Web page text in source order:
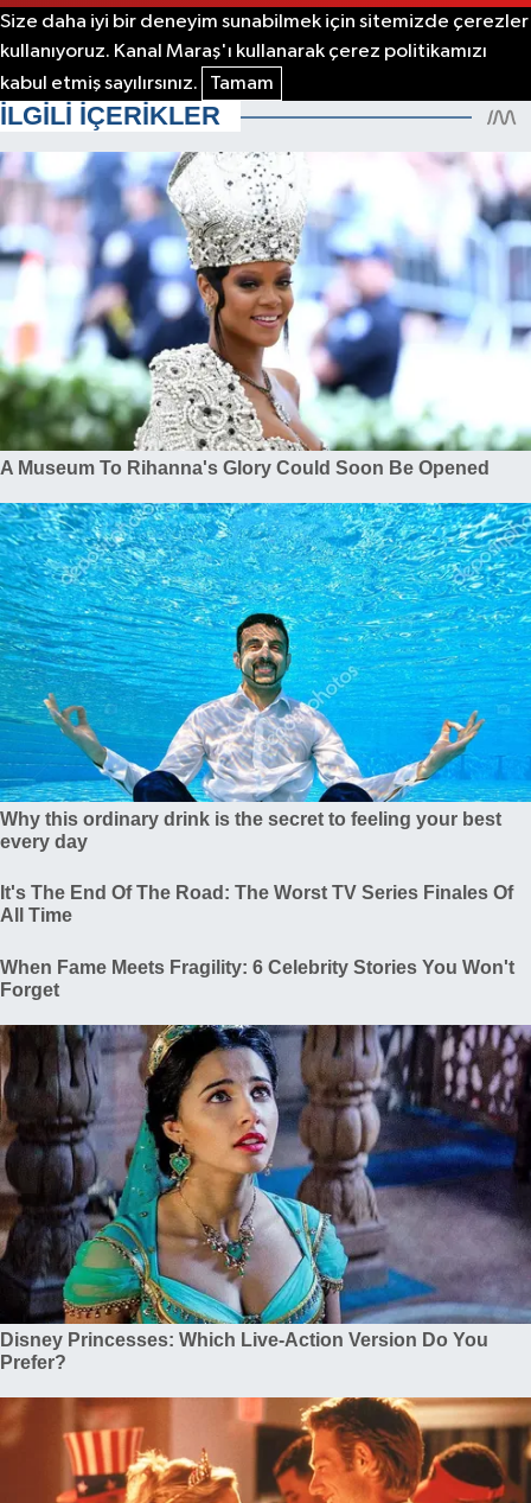
Size daha iyi bir deneyim sunabilmek için sitemizde çerezler
kullanıyoruz. Kanal Maraş'ı kullanarak çerez politikamızı
kabul etmiş sayılırsınız.
Tamam